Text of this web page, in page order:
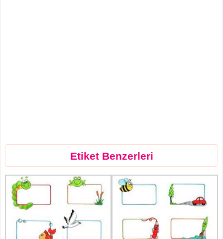
Etiket Benzerleri